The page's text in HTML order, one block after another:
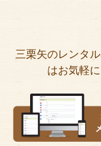
三栗矢のレンタ
はお気軽